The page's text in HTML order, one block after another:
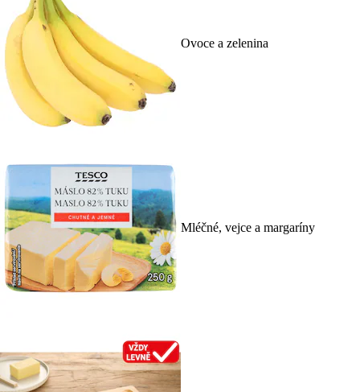
Ovoce a zelenina
Mléčné, vejce a margaríny